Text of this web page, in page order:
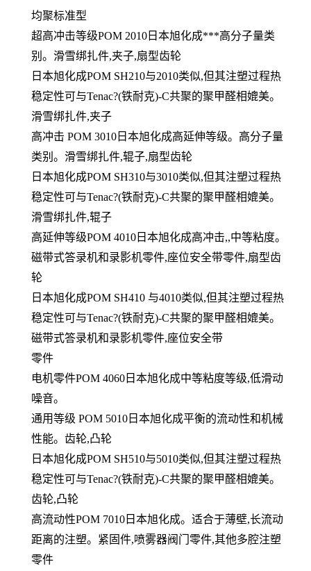
均聚标准型
超高冲击等级POM 2010日本旭化成***高分子量类
别。滑雪绑扎件,夹子,扇型齿轮
日本旭化成POM SH210与2010类似,但其注塑过程热
稳定性可与Tenac?(铁耐克)-C共聚的聚甲醛相媲美。
滑雪绑扎件,夹子
高冲击 POM 3010日本旭化成高延伸等级。高分子量
类别。滑雪绑扎件,辊子,扇型齿轮
日本旭化成POM SH310与3010类似,但其注塑过程热
稳定性可与Tenac?(铁耐克)-C共聚的聚甲醛相媲美。
滑雪绑扎件,辊子
高延伸等级POM 4010日本旭化成高冲击,,中等粘度。
磁带式答录机和录影机零件,座位安全带零件,扇型齿
轮
日本旭化成POM SH410 与4010类似,但其注塑过程热
稳定性可与Tenac?(铁耐克)-C共聚的聚甲醛相媲美。
磁带式答录机和录影机零件,座位安全带
零件
电机零件POM 4060日本旭化成中等粘度等级,低滑动
噪音。
通用等级 POM 5010日本旭化成平衡的流动性和机械
性能。齿轮,凸轮
日本旭化成POM SH510与5010类似,但其注塑过程热
稳定性可与Tenac?(铁耐克)-C共聚的聚甲醛相媲美。
齿轮,凸轮
高流动性POM 7010日本旭化成。适合于薄壁,长流动
距离的注塑。紧固件,喷雾器阀门零件,其他多腔注塑
零件